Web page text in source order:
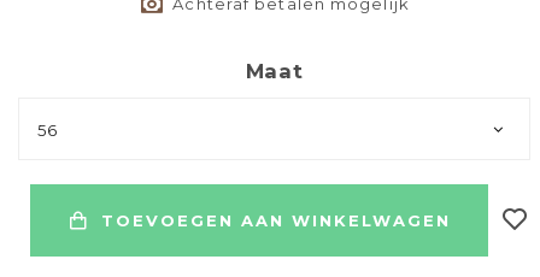
Achteraf betalen mogelijk
Maat
56
TOEVOEGEN AAN WINKELWAGEN